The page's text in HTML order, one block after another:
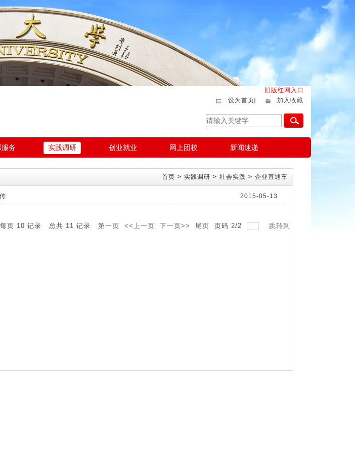
旧版红网入口
设为首页
加入收藏
务 实践调研 创业就业 网上团校 新闻速递
首页 > 实践调研 > 社会实践 > 企业直通车
2015-05-13
每页 10 记录 总共 11 记录 第一页 <<上一页 下一页>> 尾页 页码 2/2 跳转到